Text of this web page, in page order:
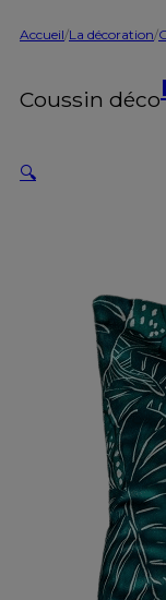
Accueil/La décoration/
Coussin déco
🔍